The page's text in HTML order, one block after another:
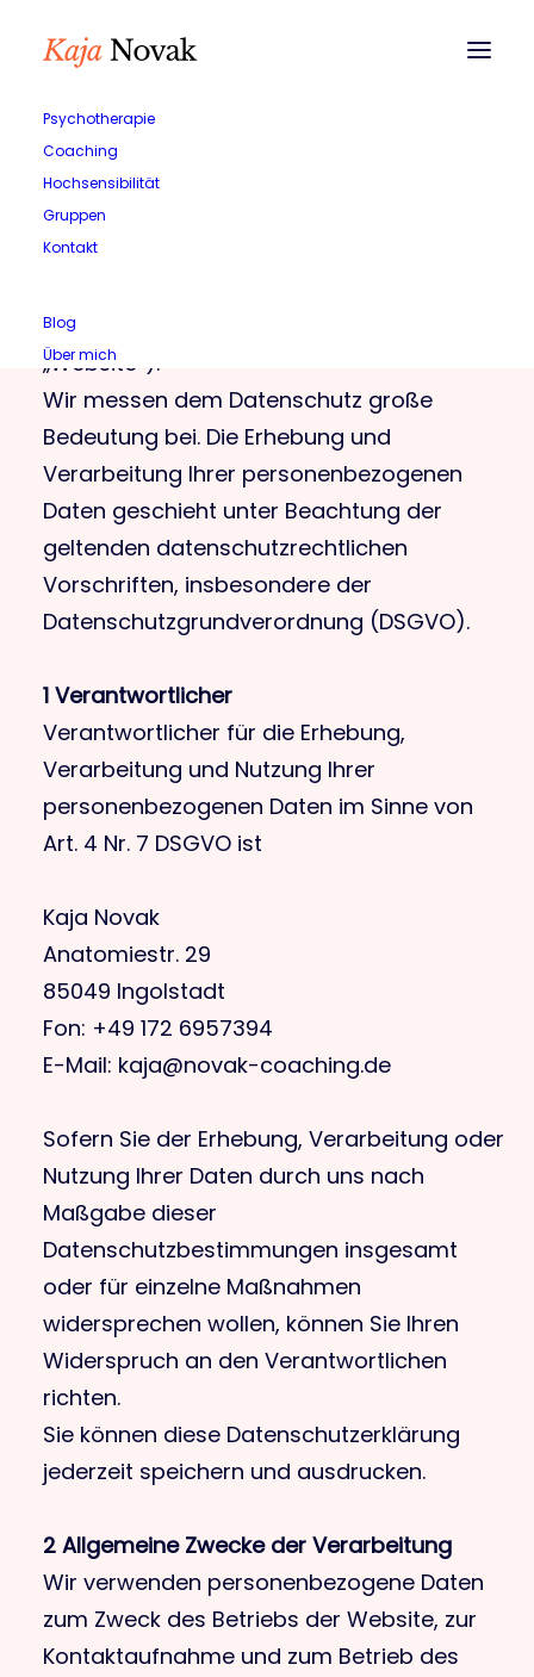
Psychotherapie
Coaching
Hochsensibilität
Gruppen
Kontakt
Blog
Über mich
Datenschutz
Die nachfolgende Datenschutzerklärung gilt
www. kajanovak.de (nachfolgend
„Website“).
Wir messen dem Datenschutz große
Bedeutung bei. Die Erhebung und
Verarbeitung Ihrer personenbezogenen
Daten geschieht unter Beachtung der
geltenden datenschutzrechtlichen
Vorschriften, insbesondere der
Datenschutzgrundverordnung (DSGVO).
1 Verantwortlicher
Verantwortlicher für die Erhebung,
Verarbeitung und Nutzung Ihrer
personenbezogenen Daten im Sinne von
Art. 4 Nr. 7 DSGVO ist
Kaja Novak
Anatomiestr. 29
85049 Ingolstadt
Fon: +49 172 6957394
E-Mail: kaja@novak-coaching.de
Sofern Sie der Erhebung, Verarbeitung oder
Nutzung Ihrer Daten durch uns nach
Maßgabe dieser
Datenschutzbestimmungen insgesamt
oder für einzelne Maßnahmen
widersprechen wollen, können Sie Ihren
Widerspruch an den Verantwortlichen
richten.
Sie können diese Datenschutzerklärung
jederzeit speichern und ausdrucken.
2 Allgemeine Zwecke der Verarbeitung
Wir verwenden personenbezogene Daten
zum Zweck des Betriebs der Website, zur
Kontaktaufnahme und zum Betrieb des